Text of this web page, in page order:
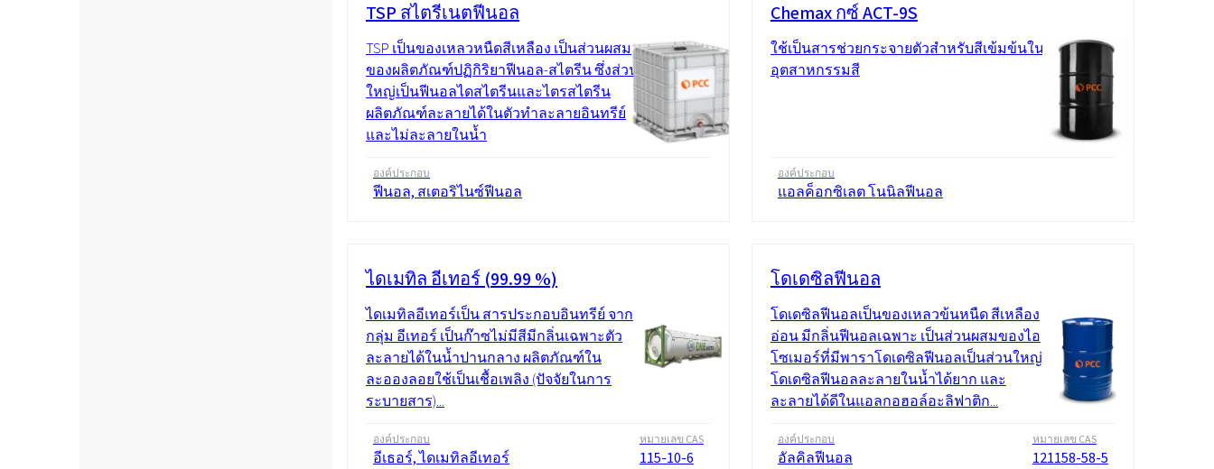
TSP สไตรีเนตฟีนอล
TSP เป็นของเหลวหนืดสีเหลือง เป็นส่วนผสม
ของผลิตภัณฑ์ปฏิกิริยาฟีนอล-สไตรีน ซึ่งส่วน
ใหญ่เป็นฟีนอลไดสไตรีนและไตรสไตรีน
ผลิตภัณฑ์ละลายได้ในตัวทำละลายอินทรีย์
และไม่ละลายในน้ำ
องค์ประกอบ
ฟีนอล, สเตอริไนซ์ฟีนอล
Chemax กซ์ ACT-9S
ใช้เป็นสารช่วยกระจายตัวสำหรับสีเข้มข้นใน
อุตสาหกรรมสี
องค์ประกอบ
แอลค็อกซิเลต โนนิลฟีนอล
ไดเมทิล อีเทอร์ (99.99 %)
ไดเมทิลอีเทอร์เป็น สารประกอบอินทรีย์ จาก
กลุ่ม อีเทอร์ เป็นก๊าซไม่มีสีมีกลิ่นเฉพาะตัว
ละลายได้ในน้ำปานกลาง ผลิตภัณฑ์ใน
ละอองลอยใช้เป็นเชื้อเพลิง (ปัจจัยในการ
ระบายสาร)...
องค์ประกอบ
อีเธอร์, ไดเมทิลอีเทอร์
หมายเลข CAS
115-10-6
โดเดซิลฟีนอล
โดเดซิลฟีนอลเป็นของเหลวข้นหนืด สีเหลือง
อ่อน มีกลิ่นฟีนอลเฉพาะ เป็นส่วนผสมของไอ
โซเมอร์ที่มีพาราโดเดซิลฟีนอลเป็นส่วนใหญ่
โดเดซิลฟีนอลละลายในน้ำได้ยาก และ
ละลายได้ดีในแอลกอฮอล์อะลิฟาติก...
องค์ประกอบ
อัลคิลฟีนอล
หมายเลข CAS
121158-58-5